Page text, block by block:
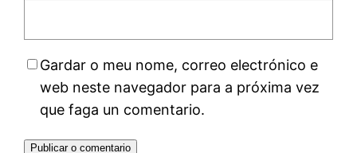
Gardar o meu nome, correo electrónico e
web neste navegador para a próxima vez
que faga un comentario.